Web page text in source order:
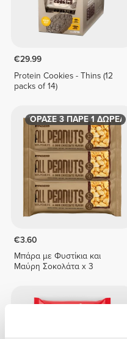
€29.99
Protein Cookies - Thins (12
packs of 14)
ΑΓΟΡΑΣΕ 3 ΠΑΡΕ 1 ΔΩΡΕΑΝ
€3.60
Μπάρα με Φυστίκια και
Μαύρη Σοκολάτα x 3